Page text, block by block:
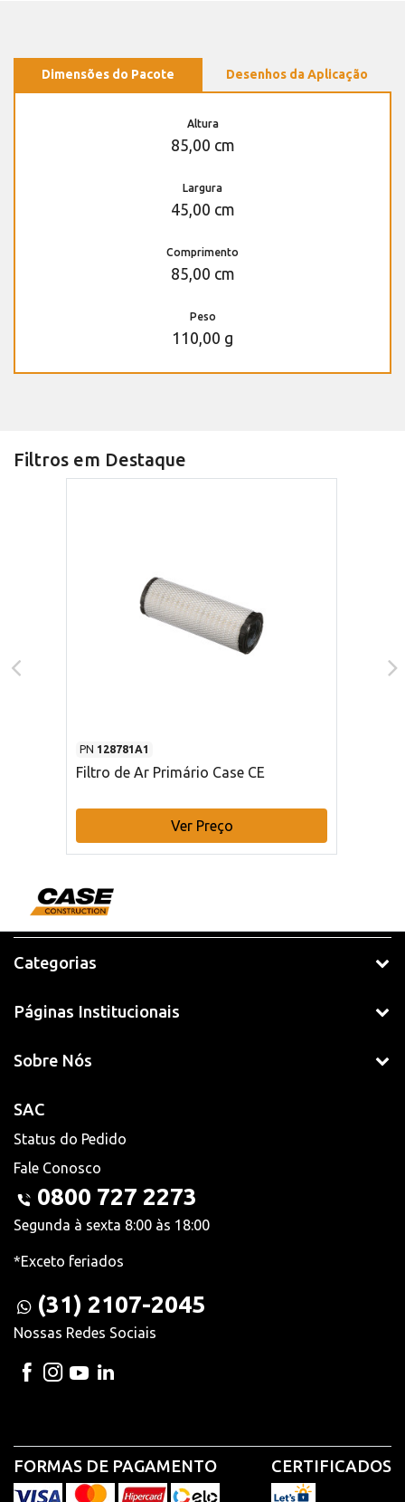
Dimensões do Pacote Desenhos da Aplicação
Altura
85,00 cm
Largura
45,00 cm
Comprimento
85,00 cm
Peso
110,00 g
Filtros em Destaque
PN 128781A1
Filtro de Ar Primário Case CE
Ver Preço
Categorias
Páginas Institucionais
Sobre Nós
SAC
Status do Pedido
Fale Conosco
0800 727 2273
Segunda à sexta 8:00 às 18:00
*Exceto feriados
(31) 2107-2045
Nossas Redes Sociais
FORMAS DE PAGAMENTO CERTIFICADOS